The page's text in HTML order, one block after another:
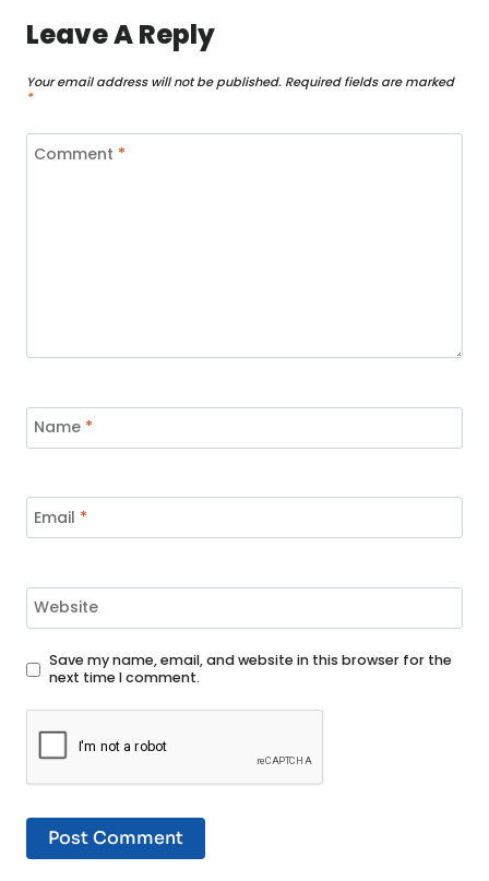
Leave A Reply
Your email address will not be published. Required fields are marked
*
Comment *
Name *
Email *
Website
Save my name, email, and website in this browser for the
next time I comment.